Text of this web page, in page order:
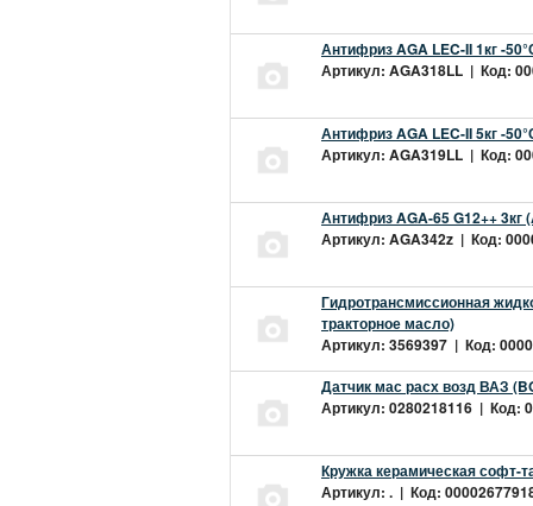
Антифриз AGA LEC-II 1кг -
Артикул: AGA318LL | Код:
Антифриз AGA LEC-II 5кг -
Артикул: AGA319LL | Код:
Антифриз AGA-65 G12++ 3кг
Артикул: AGA342z | Код:
Гидротрансмиссионная
тракторное масло)
Артикул: 3569397 | Код:
Датчик мас расх возд ВАЗ
Артикул: 0280218116 | Код:
Кружка керамическая софт-
Артикул: . | Код: